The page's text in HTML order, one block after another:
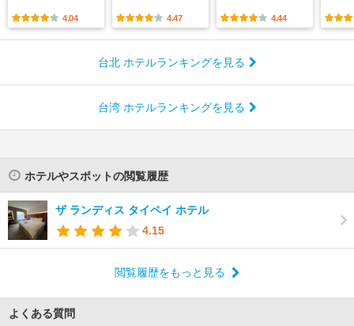
4.04 4.47 4.44
台北 ホテルランキングを見る
台湾 ホテルランキングを見る
ホテルやスポットの閲覧履歴
ザ ランディス タイペイ ホテル
4.15
閲覧履歴をもっと見る
よくある質問